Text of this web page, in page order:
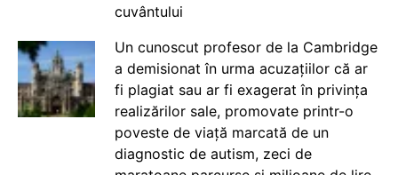
cuvântului
Un cunoscut profesor de la Cambridge
a demisionat în urma acuzațiilor că ar
fi plagiat sau ar fi exagerat în privința
realizărilor sale, promovate printr-o
poveste de viață marcată de un
diagnostic de autism, zeci de